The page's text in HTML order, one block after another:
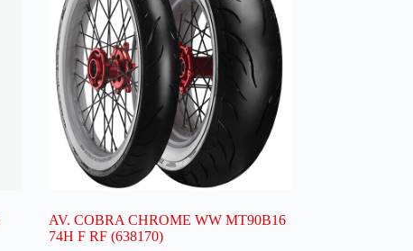
AV. COBRA CHROME WW MT90B16
74H F RF (638170)